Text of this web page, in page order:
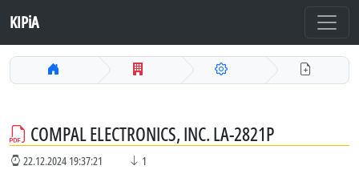
KIPiA
COMPAL ELECTRONICS, INC. LA-2821P
22.12.2024 19:37:21 1